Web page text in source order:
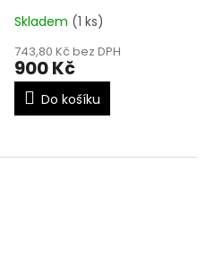
Skladem (1 ks)
743,80 Kč bez DPH
900 Kč
Do košíku